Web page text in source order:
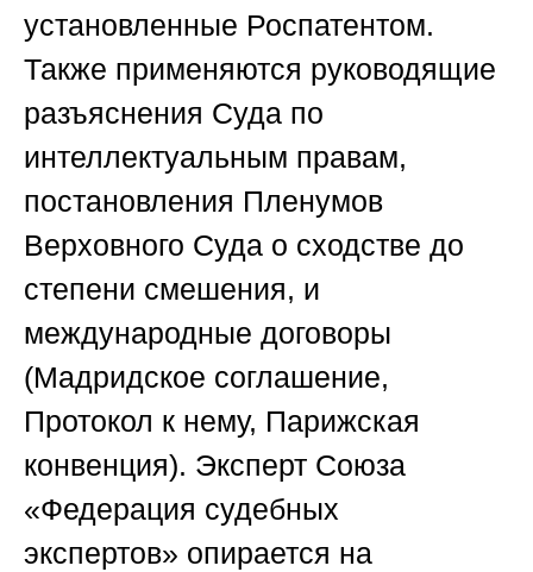
установленные Роспатентом.
Также применяются руководящие
разъяснения Суда по
интеллектуальным правам,
постановления Пленумов
Верховного Суда о сходстве до
степени смешения, и
международные договоры
(Мадридское соглашение,
Протокол к нему, Парижская
конвенция). Эксперт Союза
«Федерация судебных
экспертов» опирается на